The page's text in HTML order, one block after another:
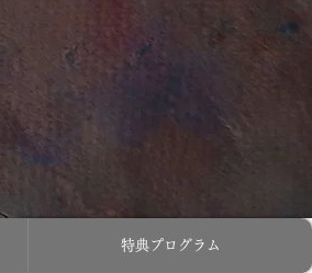
特典プログラム